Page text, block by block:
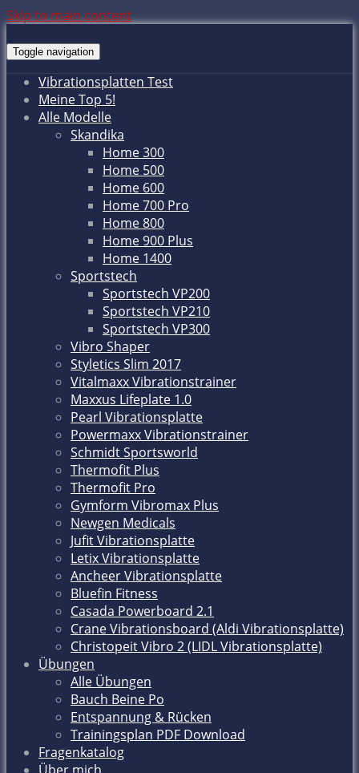
Skip to main content
Toggle navigation
Vibrationsplatten Test
Meine Top 5!
Alle Modelle
Skandika
Home 300
Home 500
Home 600
Home 700 Pro
Home 800
Home 900 Plus
Home 1400
Sportstech
Sportstech VP200
Sportstech VP210
Sportstech VP300
Vibro Shaper
Styletics Slim 2017
Vitalmaxx Vibrationstrainer
Maxxus Lifeplate 1.0
Pearl Vibrationsplatte
Powermaxx Vibrationstrainer
Schmidt Sportsworld
Thermofit Plus
Thermofit Pro
Gymform Vibromax Plus
Newgen Medicals
Jufit Vibrationsplatte
Letix Vibrationsplatte
Ancheer Vibrationsplatte
Bluefin Fitness
Casada Powerboard 2.1
Crane Vibrationsboard (Aldi Vibrationsplatte)
Christopeit Vibro 2 (LIDL Vibrationsplatte)
Übungen
Alle Übungen
Bauch Beine Po
Entspannung & Rücken
Trainingsplan PDF Download
Fragenkatalog